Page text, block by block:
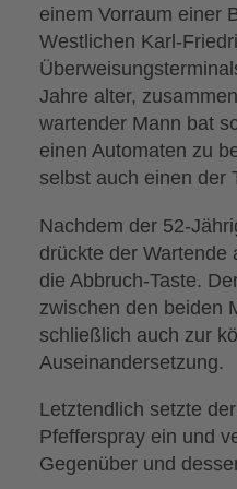
einem Vorraum einer
Westlichen Karl-
Jahre alter,
wartender Mann bat
einen Automaten zu
selbst auch einen der
Nachdem der 52-
drückte der Wartende
die Abbruch-Taste.
zwischen den beiden
schließlich auch zur
Auseinandersetzung.
Letztendlich setzte
Pfefferspray ein und
Gegenüber und